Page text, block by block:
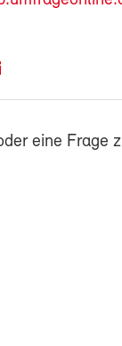
eine Frage